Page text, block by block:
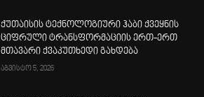
ქუთაისის ტექნოლოგიური ჰაბი ქვეყნის
ციფრული ტრანსფორმაციის ერთ-ერთ
მთავარი ქვაკუთხედი გახდება
აგვისტო 5, 2026